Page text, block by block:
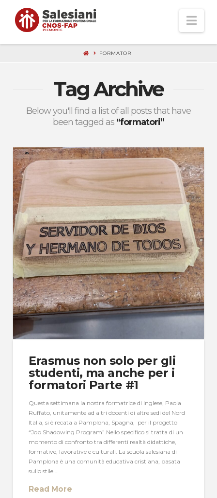
FORMATORI
Tag Archive
Below you'll find a list of all posts that have
been tagged as “formatori”
Erasmus non solo per gli
studenti, ma anche per i
formatori Parte #1
Questa settimana la nostra formatrice di inglese, Paola
Ruffato, unitamente ad altri docenti di altre sedi del Nord
Italia, si è recata a Pamplona, Spagna, per il progetto
“Job Shadowing Program”.Nello specifico si tratta di un
momento di confronto tra differenti realtà didattiche,
formative, lavorative e culturali. La scuola salesiana di
Pamplona è una comunità educativa cristiana, basata
sullo stile …
Read More